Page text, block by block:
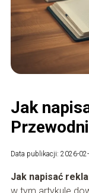
Jak
Data publikacji: 2026-
Jak napisać